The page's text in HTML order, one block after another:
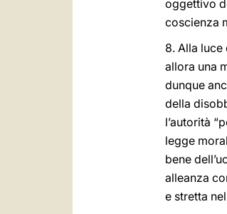
oggettivo
coscienza
8. Alla
allora una
dunque
della
l’autorità
legge
bene
alleanza
e stretta